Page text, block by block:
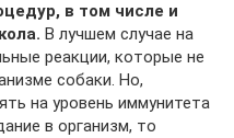
в том числе и
В лучшем случае на
реакции, которые не
собаки. Но,
на уровень иммунитета
в организм, то